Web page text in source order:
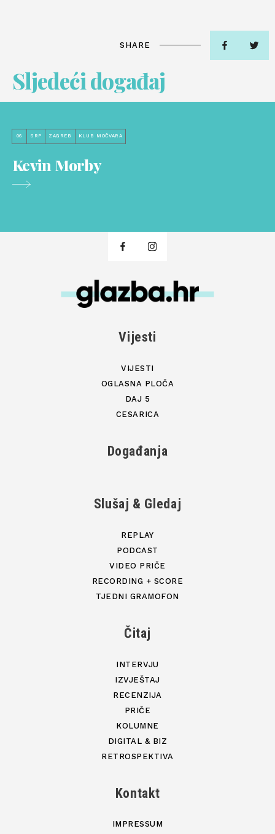
SHARE
Sljedeći događaj
06 SRP ZAGREB KLUB MOČVARA
Kevin Morby
Vijesti
VIJESTI
OGLASNA PLOČA
DAJ 5
CESARICA
Događanja
Slušaj & Gledaj
REPLAY
PODCAST
VIDEO PRIČE
RECORDING + SCORE
TJEDNI GRAMOFON
Čitaj
INTERVJU
IZVJEŠTAJ
RECENZIJA
PRIČE
KOLUMNE
DIGITAL & BIZ
RETROSPEKTIVA
Kontakt
IMPRESSUM